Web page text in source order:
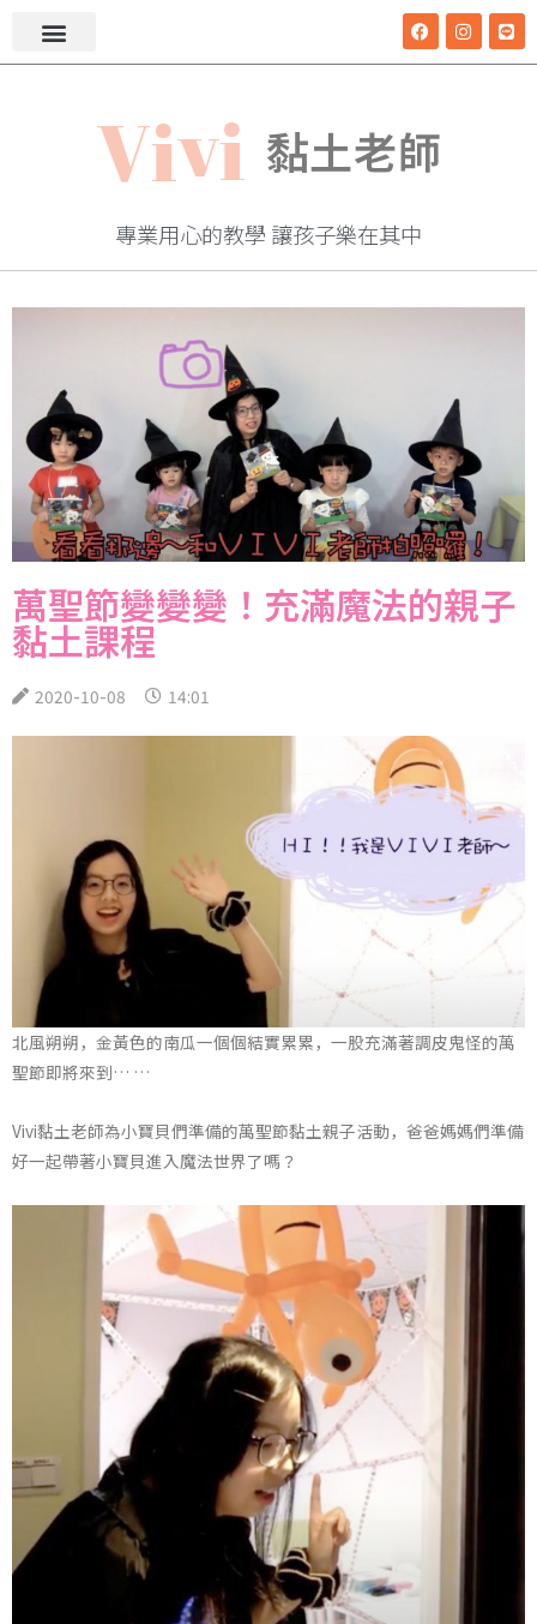
Vivi 黏土老師
專業用心的教學 讓孩子樂在其中
萬聖節變變變！充滿魔法的親子
黏土課程
2020-10-08 14:01
北風朔朔，金黃色的南瓜一個個結實累累，一股充滿著調皮鬼怪的萬
聖節即將來到… …
Vivi黏土老師為小寶貝們準備的萬聖節黏土親子活動，爸爸媽媽們準備
好一起帶著小寶貝進入魔法世界了嗎？